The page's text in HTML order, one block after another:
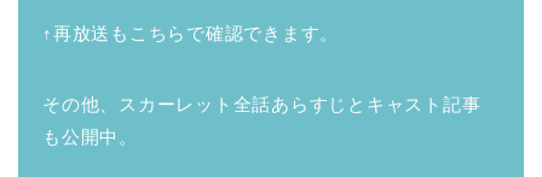
↑再放送もこちらで確認できます。
その他、スカーレット全話あらすじとキャスト記事
も公開中。